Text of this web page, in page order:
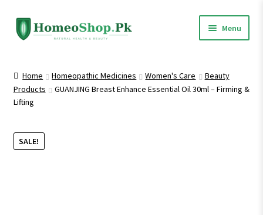
Skip
to
Skip
to
Menu
Shop All
Home Homeopathic Medicines Women's Care
Beauty
Products
GUANJING Breast Enhance Essential Oil 30ml – Firming &
Lifting
SALE!